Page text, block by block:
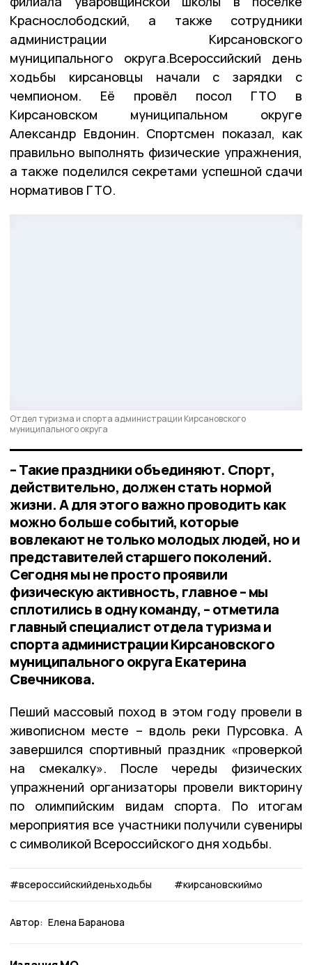
Краснослободский, а также сотрудники
администрации Кирсановского
муниципального округа.Всероссийский день
ходьбы кирсановцы начали с зарядки с
чемпионом. Её провёл посол ГТО в
Кирсановском муниципальном округе
Александр Евдонин. Спортсмен показал, как
правильно выполнять физические упражнения,
а также поделился секретами успешной сдачи
нормативов ГТО.
Отдел туризма и спорта администрации Кирсановского
муниципального округа
– Такие праздники объединяют. Спорт,
действительно, должен стать нормой
жизни. А для этого важно проводить как
можно больше событий, которые
вовлекают не только молодых людей, но и
представителей старшего поколений.
Сегодня мы не просто проявили
физическую активность, главное – мы
сплотились в одну команду, – отметила
главный специалист отдела туризма и
спорта администрации Кирсановского
муниципального округа Екатерина
Свечникова.
Пеший массовый поход в этом году провели в
живописном месте – вдоль реки Пурсовка. А
завершился спортивный праздник «проверкой
на смекалку». После череды физических
упражнений организаторы провели викторину
по олимпийским видам спорта. По итогам
мероприятия все участники получили сувениры
с символикой Всероссийского дня ходьбы.
#всероссийскийденьходьбы #кирсановскиймо
Автор: Елена Баранова